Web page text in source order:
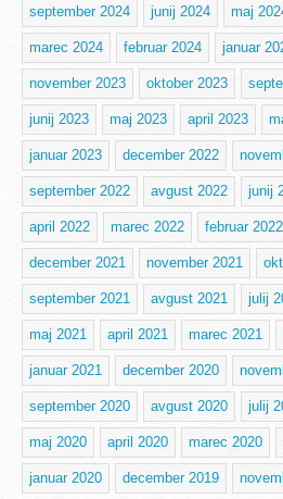
september 2024 junij 2024 maj
marec 2024 februar 2024 januar
november 2023 oktober 2023
junij 2023 maj 2023 april 2023
januar 2023 december 2022
september 2022 avgust 2022 junij
april 2022 marec 2022 februar 2022
december 2021 november 2021
september 2021 avgust 2021 julij
maj 2021 april 2021 marec 2021
januar 2021 december 2020
september 2020 avgust 2020 julij
maj 2020 april 2020 marec 2020
januar 2020 december 2019